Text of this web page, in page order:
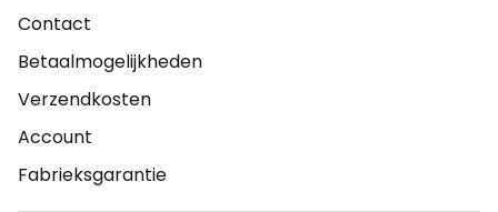
Contact
Betaalmogelijkheden
Verzendkosten
Account
Fabrieksgarantie